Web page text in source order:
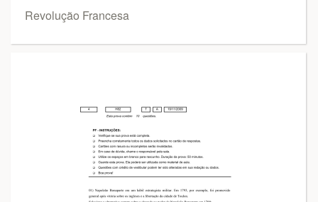
Revolução Francesa